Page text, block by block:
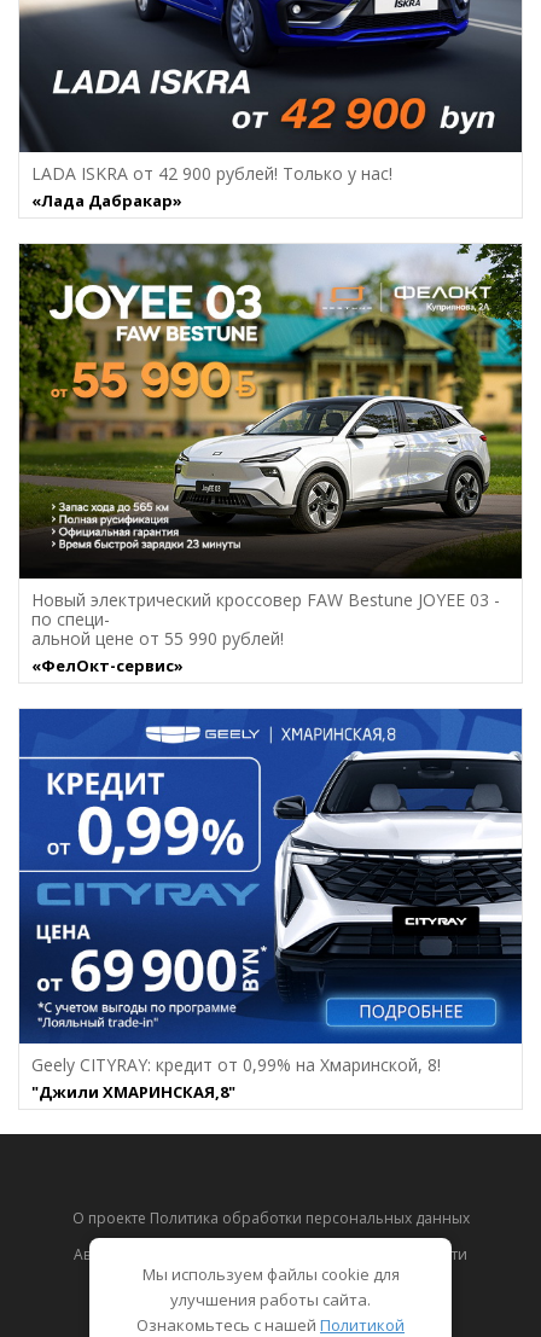
LADA ISKRA от 42 900 рублей! Только у нас!
«Лада Дабракар»
Новый электрический кроссовер FAW Bestune JOYEE 03 -
по специ-
альной цене от 55 990 рублей!
«ФелОкт-сервис»
Geely CITYRAY: кредит от 0,99% на Хмаринcкой, 8!
"Джили ХМАРИНСКАЯ,8"
О проекте Политика обработки персональных данных
Автокаталог
Новости
Тест-драйвы
Отзывы
Мы используем файлы cookie для
улучшения работы сайта.
Ознакомьтесь с нашей Политикой